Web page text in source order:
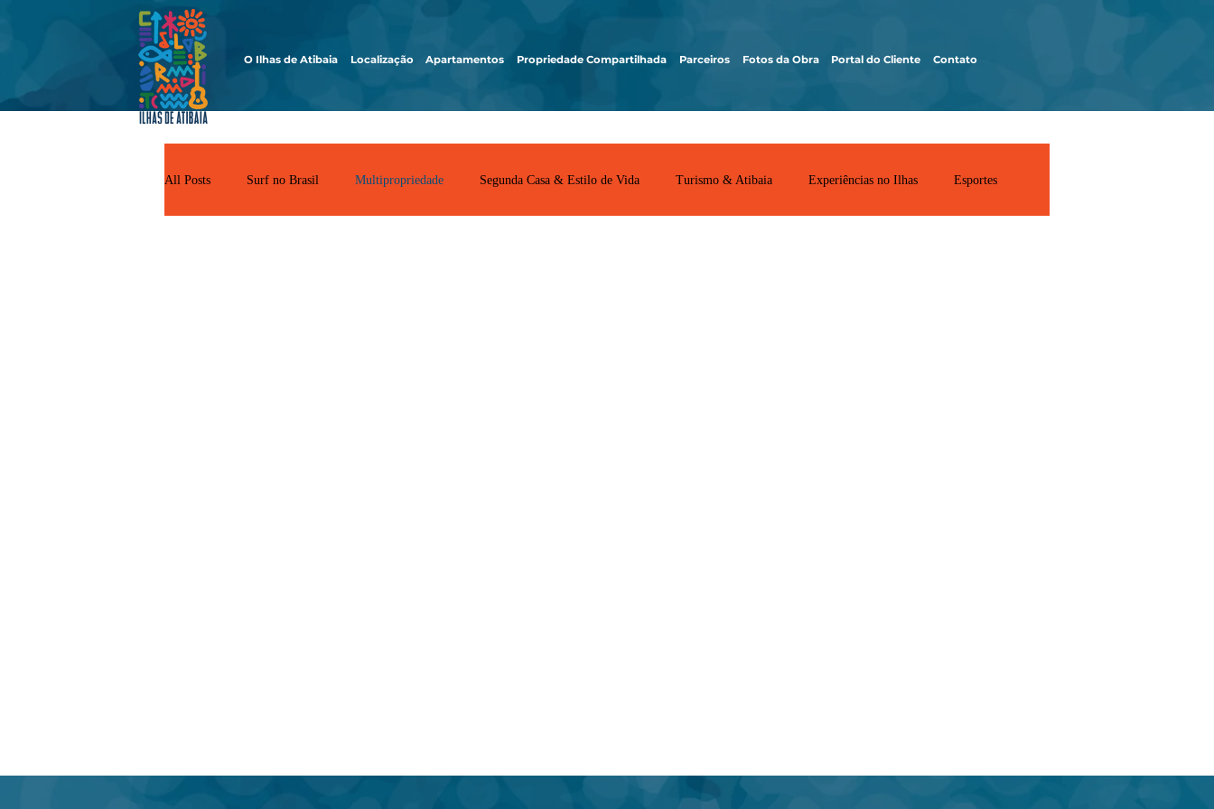
O Ilhas de Atibaia Localização Apartamentos Propriedade Compartilhada Parceiros Fotos da Obra Portal do Cliente Contato
All Posts Surf no Brasil Multipropriedade Segunda Casa & Estilo de Vida Turismo & Atibaia Experiências no Ilhas Esportes